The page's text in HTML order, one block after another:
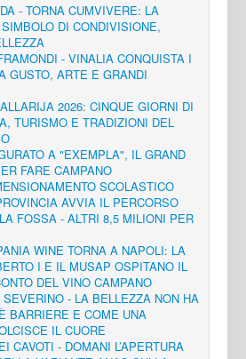
- TORNA CUMVIVERE: LA
DI CONDIVISIONE,
- VINALIA CONQUISTA I
GUSTO, ARTE E GRANDI
2026: CINQUE GIORNI DI
TURISMO E TRADIZIONI DEL
A "EXEMPLA", IL GRAND
FARE CAMPANO
SCOLASTICO
AVVIA IL PERCORSO
FOSSA - ALTRI 8,5 MILIONI PER
WINE TORNA A NAPOLI: LA
I E IL MUSAP OSPITANO IL
DEL VINO CAMPANO
SEVERINO - LA BELLEZZA NON HA
BARRIERE E COME UNA
IL CUORE
CAVOTI - DOMANI L’APERTURA